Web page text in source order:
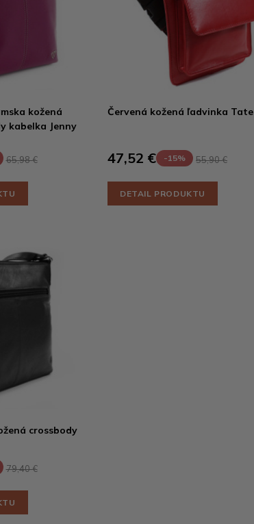
kožená
kabelka Jenny
65,98 €
Červená kožená ľadvinka Tate
47,52 € -15% 55,90 €
DETAIL PRODUKTU
crossbody
79,40 €